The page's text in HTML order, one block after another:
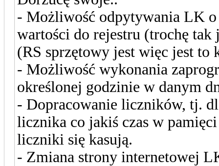
- Możliwość odpytywania LK o
wartości do rejestru (trochę
(RS sprzętowy jest więc jest to
- Możliwość wykonania
określonej godzinie w danym
- Dopracowanie liczników, tj.
licznika co jakiś czas w
liczniki się kasują.
- Zmiana strony internetowej